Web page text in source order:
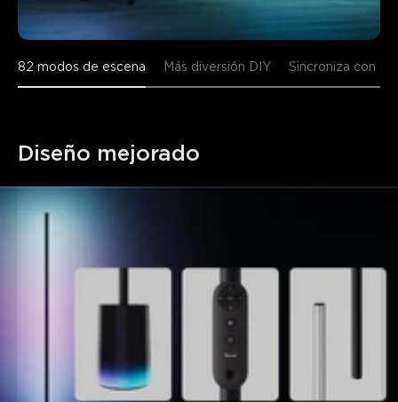
82 modos de escena Más diversión DIY Sincroniza con
Diseño mejorado